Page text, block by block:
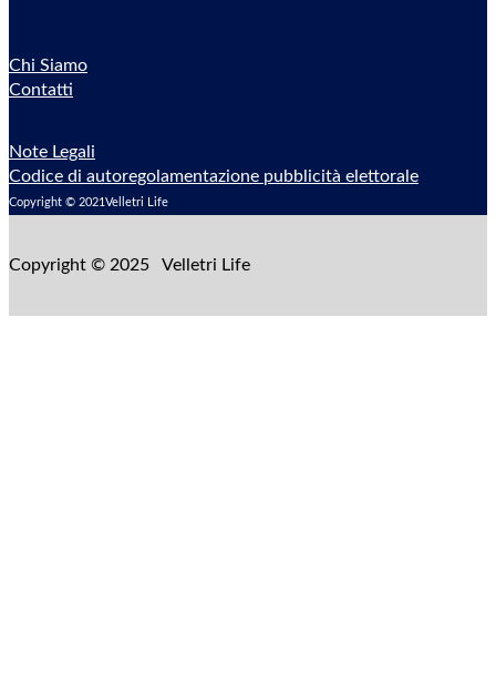
Chi Siamo
Contatti
Note Legali
Codice di autoregolamentazione pubblicità elettorale
Copyright © 2021Velletri Life
Copyright © 2025 Velletri Life